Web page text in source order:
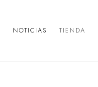
NOTICIAS TIENDA